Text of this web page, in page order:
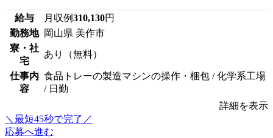
給与 月収例310,130円
勤務地
岡山県 美作市
寮・社
宅
あり（無料）
仕事内
容
食品トレーの製造マシンの操作・梱包 / 化学系工場
/ 日勤
詳細を表示
＼最短45秒で完了／
応募へ進む